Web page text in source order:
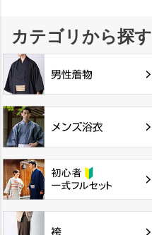
カテゴリから探す